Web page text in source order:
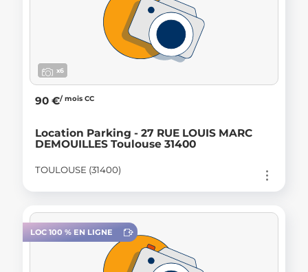
x6
90 €/ mois CC
Location Parking - 27 RUE LOUIS MARC
DEMOUILLES Toulouse 31400
TOULOUSE (31400)
LOC 100 % EN LIGNE